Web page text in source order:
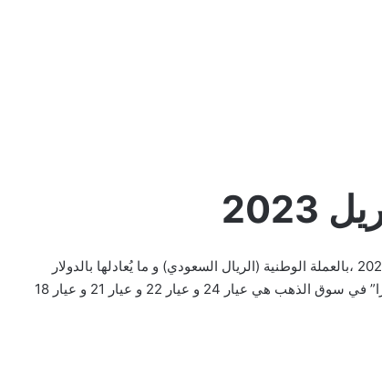
نستعرض معا” في هذا المقال عن سعر الذهب اليوم 10 ابريل 2023 ،بالعملة الوطنية (الريال السعودي) و ما يُعادلها بالدولار
الأمريكي، بمختلف أعيرة الذهب و من العيارات المستخدمه كثيرا” في سوق الذهب هي عيار 24 و عيار 22 و عيار 21 و عيار 18